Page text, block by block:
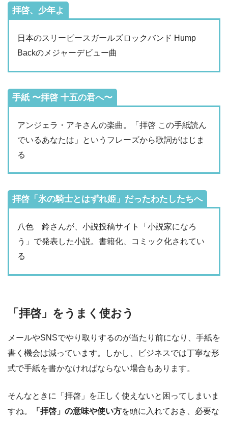
拝啓、少年よ
日本のスリーピースガールズロックバンド Hump
Backのメジャーデビュー曲
手紙 〜拝啓 十五の君へ〜
アンジェラ・アキさんの楽曲。「拝啓 この手紙読ん
でいるあなたは」というフレーズから歌詞がはじま
る
拝啓「氷の騎士とはずれ姫」だったわたしたちへ
八色 鈴さんが、小説投稿サイト「小説家になろ
う」で発表した小説。書籍化、コミック化されてい
る
「拝啓」をうまく使おう
メールやSNSでやり取りするのが当たり前になり、手紙を
書く機会は減っています。しかし、ビジネスでは丁寧な形
式で手紙を書かなければならない場合もあります。
そんなときに「拝啓」を正しく使えないと困ってしまいま
すね。
「拝啓」の意味や使い方を頭に入れておき、必要な